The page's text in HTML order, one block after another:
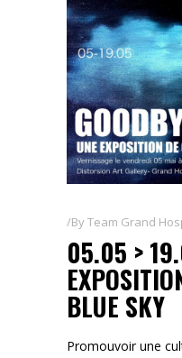
ByTeam Grand
05.05 >
BLUE SKY
Promouvoir une